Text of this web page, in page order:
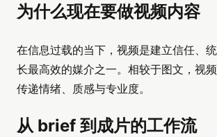
为什么现在要做视频内容
在信息过载的当下，视频是建立信任、
长最高效的媒介之一。相较于图文，视
传递情绪、质感与专业度。
从 brief 到成片的工作流